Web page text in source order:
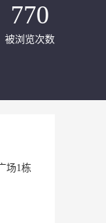
770
被浏览次数
场1栋